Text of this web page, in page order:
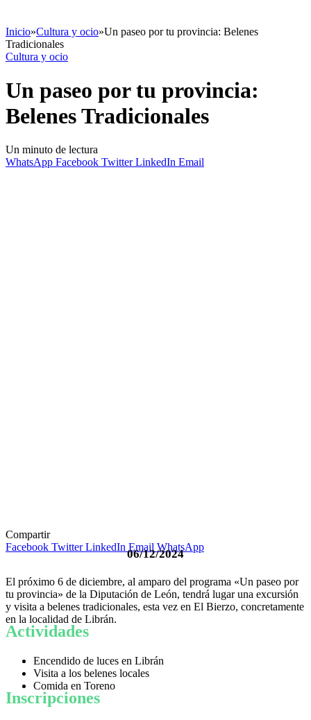
Inicio»Cultura y ocio»Un paseo por tu provincia: Belenes
Tradicionales
Cultura y ocio
Un paseo por tu provincia:
Belenes Tradicionales
Un minuto de lectura
WhatsApp Facebook Twitter LinkedIn Email
Compartir
Facebook Twitter LinkedIn Email WhatsApp
06/12/2024
El próximo 6 de diciembre, al amparo del programa «Un paseo por
tu provincia» de la Diputación de León, tendrá lugar una excursión
y visita a belenes tradicionales, esta vez en El Bierzo, concretamente
en la localidad de Librán.
Actividades
Encendido de luces en Librán
Visita a los belenes locales
Comida en Toreno
Inscripciones